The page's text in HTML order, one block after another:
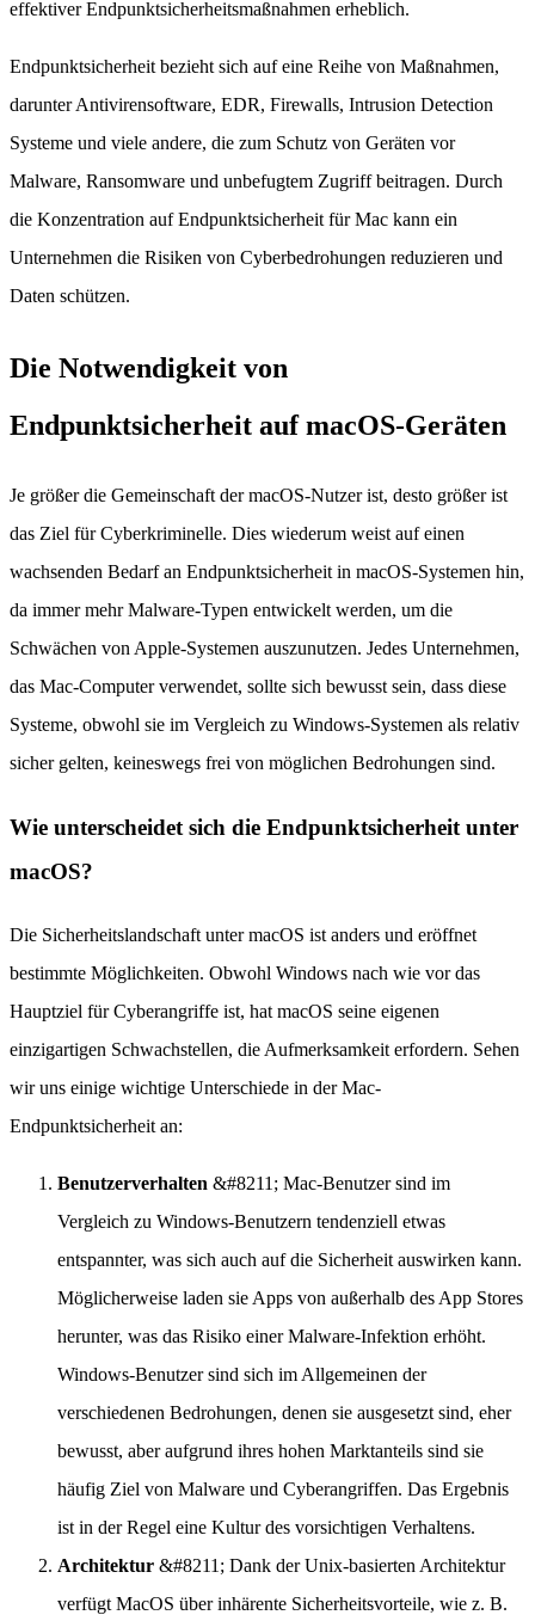
effektiver Endpunktsicherheitsmaßnahmen erheblich.
Endpunktsicherheit bezieht sich auf eine Reihe von Maßnahmen,
darunter Antivirensoftware, EDR, Firewalls, Intrusion Detection
Systeme und viele andere, die zum Schutz von Geräten vor
Malware, Ransomware und unbefugtem Zugriff beitragen. Durch
die Konzentration auf Endpunktsicherheit für Mac kann ein
Unternehmen die Risiken von Cyberbedrohungen reduzieren und
Daten schützen.
Die Notwendigkeit von
Endpunktsicherheit auf macOS-Geräten
Je größer die Gemeinschaft der macOS-Nutzer ist, desto größer ist
das Ziel für Cyberkriminelle. Dies wiederum weist auf einen
wachsenden Bedarf an Endpunktsicherheit in macOS-Systemen hin,
da immer mehr Malware-Typen entwickelt werden, um die
Schwächen von Apple-Systemen auszunutzen. Jedes Unternehmen,
das Mac-Computer verwendet, sollte sich bewusst sein, dass diese
Systeme, obwohl sie im Vergleich zu Windows-Systemen als relativ
sicher gelten, keineswegs frei von möglichen Bedrohungen sind.
Wie unterscheidet sich die Endpunktsicherheit unter
macOS?
Die Sicherheitslandschaft unter macOS ist anders und eröffnet
bestimmte Möglichkeiten. Obwohl Windows nach wie vor das
Hauptziel für Cyberangriffe ist, hat macOS seine eigenen
einzigartigen Schwachstellen, die Aufmerksamkeit erfordern. Sehen
wir uns einige wichtige Unterschiede in der Mac-
Endpunktsicherheit an:
Benutzerverhalten &#8211; Mac-Benutzer sind im
Vergleich zu Windows-Benutzern tendenziell etwas
entspannter, was sich auch auf die Sicherheit auswirken kann.
Möglicherweise laden sie Apps von außerhalb des App Stores
herunter, was das Risiko einer Malware-Infektion erhöht.
Windows-Benutzer sind sich im Allgemeinen der
verschiedenen Bedrohungen, denen sie ausgesetzt sind, eher
bewusst, aber aufgrund ihres hohen Marktanteils sind sie
häufig Ziel von Malware und Cyberangriffen. Das Ergebnis
ist in der Regel eine Kultur des vorsichtigen Verhaltens.
Architektur &#8211; Dank der Unix-basierten Architektur
verfügt MacOS über inhärente Sicherheitsvorteile, wie z. B.